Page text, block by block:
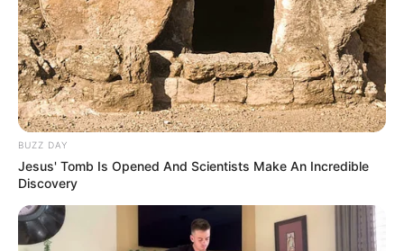
Banyak lika-liku yang dialami oleh Jamie ketika merintis karier di
dunia tarik suara. Berbagai hal baru juga pernah ia coba. Banyak
kolaborasi yang telah diciptakannya.
BUZZ DAY
Jesus' Tomb Is Opened And Scientists Make An Incredible
Discovery